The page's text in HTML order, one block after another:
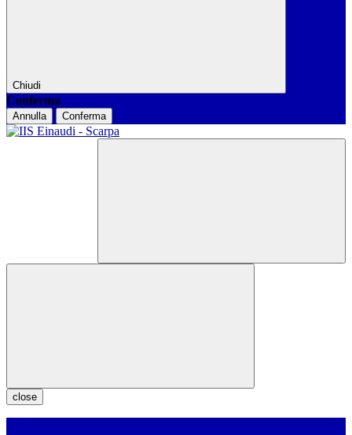
Chiudi
Conferma
Annulla Conferma
close